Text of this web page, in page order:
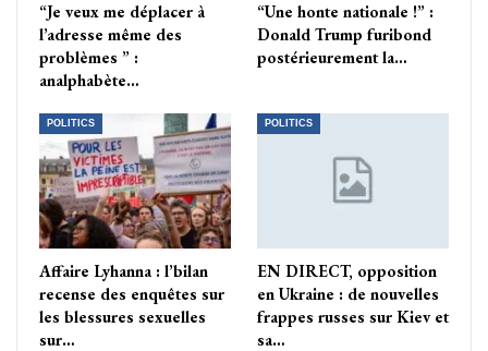
“Je veux me déplacer à
l’adresse même des
problèmes ” :
analphabète…
“Une honte nationale !” :
Donald Trump furibond
postérieurement la…
POLITICS
Affaire Lyhanna : l’bilan
recense des enquêtes sur
les blessures sexuelles
sur…
POLITICS
EN DIRECT, opposition
en Ukraine : de nouvelles
frappes russes sur Kiev et
sa…